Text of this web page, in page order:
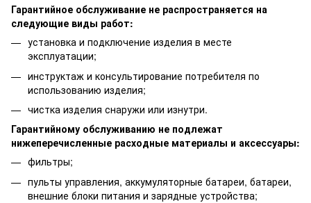
Гарантийное обслуживание не распространяется на
следующие виды работ:
установка и подключение изделия в месте
эксплуатации;
инструктаж и консультирование потребителя по
использованию изделия;
чистка изделия снаружи или изнутри.
Гарантийному обслуживанию не подлежат
нижеперечисленные расходные материалы и аксессуары:
фильтры;
пульты управления, аккумуляторные батареи, батареи,
внешние блоки питания и зарядные устройства;